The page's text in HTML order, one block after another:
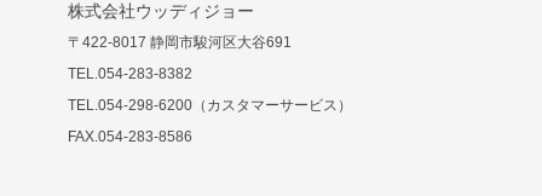
株式会社ウッディジョー
〒422-8017 静岡市駿河区大谷691
TEL.054-283-8382
TEL.054-298-6200（カスタマーサービス）
FAX.054-283-8586